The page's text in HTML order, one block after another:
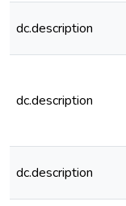
dc.description
dc.description
dc.description